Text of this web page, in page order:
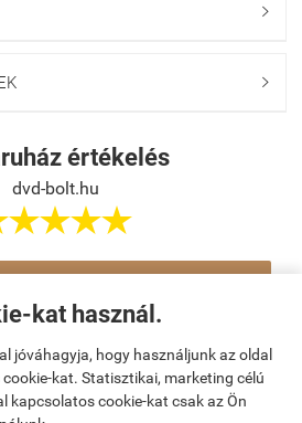
kat használ.
jóváhagyja, hogy használjunk az oldal
kat. Statisztikai, marketing célú
kapcsolatos cookie-kat csak az Ön


értékelés
dvd-bolt.hu
